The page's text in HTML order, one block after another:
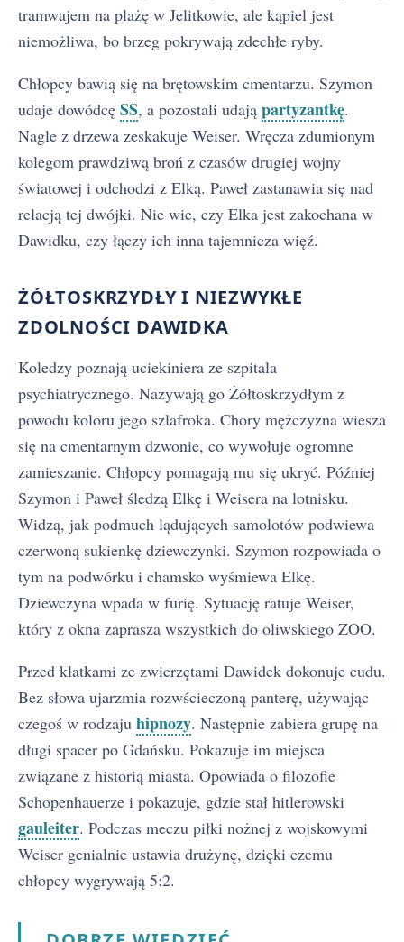
tramwajem na plażę w Jelitkowie, ale kąpiel jest
niemożliwa, bo brzeg pokrywają zdechłe ryby.
Chłopcy bawią się na brętowskim cmentarzu. Szymon
udaje dowódcę SS, a pozostali udają partyzantkę.
Nagle z drzewa zeskakuje Weiser. Wręcza zdumionym
kolegom prawdziwą broń z czasów drugiej wojny
światowej i odchodzi z Elką. Paweł zastanawia się nad
relacją tej dwójki. Nie wie, czy Elka jest zakochana w
Dawidku, czy łączy ich inna tajemnicza więź.
ŻÓŁTOSKRZYDŁY I NIEZWYKŁE
ZDOLNOŚCI DAWIDKA
Koledzy poznają uciekiniera ze szpitala
psychiatrycznego. Nazywają go Żółtoskrzydłym z
powodu koloru jego szlafroka. Chory mężczyzna wiesza
się na cmentarnym dzwonie, co wywołuje ogromne
zamieszanie. Chłopcy pomagają mu się ukryć. Później
Szymon i Paweł śledzą Elkę i Weisera na lotnisku.
Widzą, jak podmuch lądujących samolotów podwiewa
czerwoną sukienkę dziewczynki. Szymon rozpowiada o
tym na podwórku i chamsko wyśmiewa Elkę.
Dziewczyna wpada w furię. Sytuację ratuje Weiser,
który z okna zaprasza wszystkich do oliwskiego ZOO.
Przed klatkami ze zwierzętami Dawidek dokonuje cudu.
Bez słowa ujarzmia rozwścieczoną panterę, używając
czegoś w rodzaju hipnozy. Następnie zabiera grupę na
długi spacer po Gdańsku. Pokazuje im miejsca
związane z historią miasta. Opowiada o filozofie
Schopenhauerze i pokazuje, gdzie stał hitlerowski
gauleiter. Podczas meczu piłki nożnej z wojskowymi
Weiser genialnie ustawia drużynę, dzięki czemu
chłopcy wygrywają 5:2.